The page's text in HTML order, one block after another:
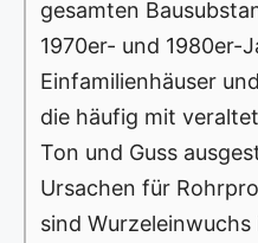
gesamten
1970er- und 1980er-
Einfamilienhäuser
die häufig mit
Ton und Guss
Ursachen für
sind